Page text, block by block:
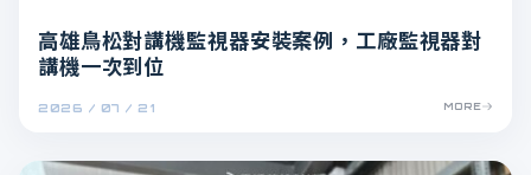
2026 / 07 / 21
高雄鳥松對講機監視器安裝案例，工廠監視器對
講機一次到位
MORE